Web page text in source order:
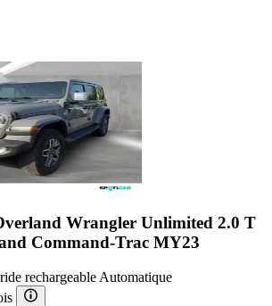
Wrangler Unlimited 2.0 T
Command-Trac MY23
rechargeable Automatique